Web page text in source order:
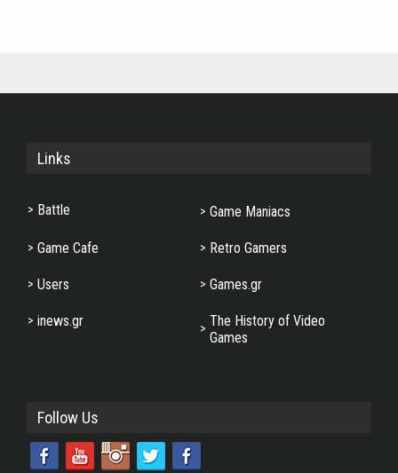
Links
Battle Game Maniacs
Game Cafe Retro Gamers
Users Games.gr
inews.gr
The History of Video
Games
Follow Us